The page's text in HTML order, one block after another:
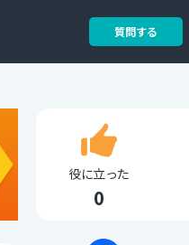
質問する
役に立った
0